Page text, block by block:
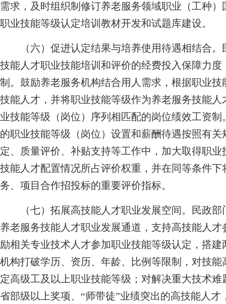
需求，及时组织制修订养老服务领域职业（工种
职业技能等级认定培训教材开发和试题库建设。
（六）促进认定结果与培养使用待遇相结合。
技能人才职业技能培训和评价的经费投入保障力
制。鼓励养老服务机构结合用人需求，根据职业
技能人才，并将职业技能等级作为养老服务技能
业技能等级（岗位）序列相匹配的岗位绩效工资
的职业技能等级（岗位）设置和薪酬待遇按照有
定、质量评价、补贴支持等工作中，加大取得职
技能人才配置情况所占评价权重，并在同等条件
务、项目合作招投标的重要评价指标。
（七）拓展高技能人才职业发展空间。
民政部
养老服务技能人才职业发展通道，支持高技能人
励相关专业技术人才参加职业技能等级认定，搭
机构打破学历、资历、年龄、比例等限制，对技
定高级工及以上职业技能等级；对解决重大技术
省部级以上奖项、“师带徒”业绩突出的高技能人